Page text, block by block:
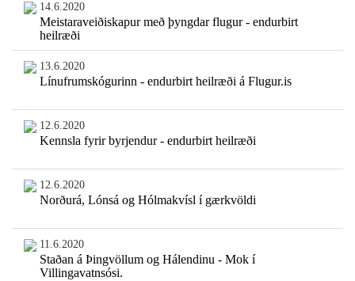
14.6.2020
Meistaraveiðiskapur með þyngdar flugur - endurbirt
heilræði
13.6.2020
Línufrumskógurinn - endurbirt heilræði á Flugur.is
12.6.2020
Kennsla fyrir byrjendur - endurbirt heilræði
12.6.2020
Norðurá, Lónsá og Hólmakvísl í gærkvöldi
11.6.2020
Staðan á Þingvöllum og Hálendinu - Mok í
Villingavatnsósi.